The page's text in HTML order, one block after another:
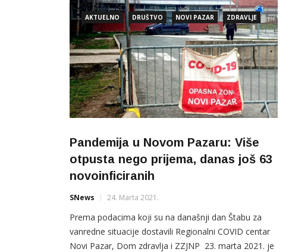
koji su na današnji dan Štabu za vanredne situacije
dostavili Regionalni COVID centar Novi Pazar, Dom
zdravlja i ZZJNP 27.
AKTUELNO DRUŠTVO NOVI PAZAR ZDRAVLJE
Pandemija u Novom Pazaru: Više
otpusta nego prijema, danas još 63
novoinficiranih
SNews 24. Marta 2021.
Prema podacima koji su na današnji dan Štabu za
vanredne situacije dostavili Regionalni COVID centar
Novi Pazar, Dom zdravlja i ZZJNP 23. marta 2021. je